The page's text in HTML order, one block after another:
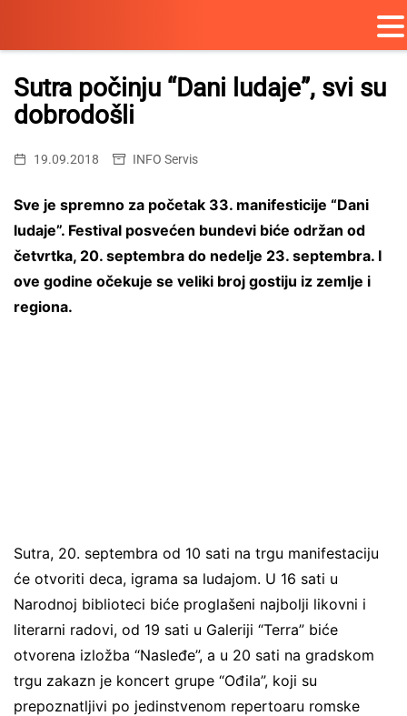
Skip
content
Sutra počinju “Dani ludaje”, svi su
dobrodošli
19.09.2018 INFO Servis
Sve je spremno za početak 33. manifesticije “Dani
ludaje”. Festival posvećen bundevi biće održan od
četvrtka, 20. septembra do nedelje 23. septembra. I
ove godine očekuje se veliki broj gostiju iz zemlje i
regiona.
Sutra, 20. septembra od 10 sati na trgu manifestaciju
će otvoriti deca, igrama sa ludajom. U 16 sati u
Narodnoj biblioteci biće proglašeni najbolji likovni i
literarni radovi, od 19 sati u Galeriji “Terra” biće
otvorena izložba “Nasleđe”, a u 20 sati na gradskom
trgu zakazn je koncert grupe “Ođila”, koji su
prepoznatljivi po jedinstvenom repertoaru romske